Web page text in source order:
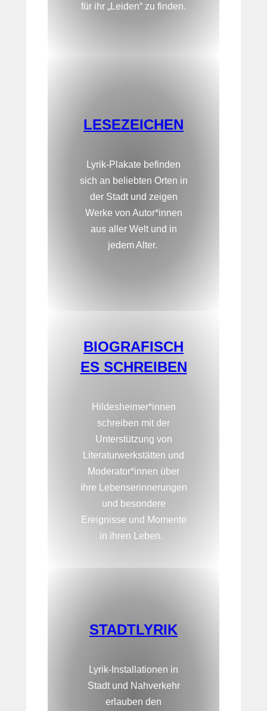
für ihr „Leiden“ zu finden.
LESEZEICHEN
Lyrik-Plakate befinden
sich an beliebten Orten in
der Stadt und zeigen
Werke von Autor*innen
aus aller Welt und in
jedem Alter.
BIOGRAFISCH
ES SCHREIBEN
Hildesheimer*innen
schreiben mit der
Unterstützung von
Literaturwerkstätten und
Moderator*innen über
ihre Lebenserinnerungen
und besondere
Ereignisse und Momente
in ihren Leben.
STADTLYRIK
Lyrik-Installationen in
Stadt und Nahverkehr
erlauben den